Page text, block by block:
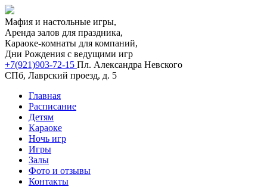
Мафия и настольные игры,
Аренда залов для праздника,
Караоке-комнаты для компаний,
Дни Рождения с ведущими игр
+7(921)903-72-15 Пл. Александра Невского
СПб, Лаврский проезд, д. 5
Главная
Расписание
Детям
Караоке
Ночь игр
Игры
Залы
Фото и отзывы
Контакты